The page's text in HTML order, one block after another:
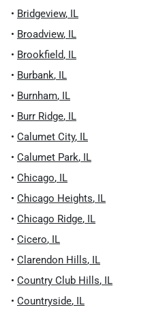
• Bridgeview, IL
• Broadview, IL
• Brookfield, IL
• Burbank, IL
• Burnham, IL
• Burr Ridge, IL
• Calumet City, IL
• Calumet Park, IL
• Chicago, IL
• Chicago Heights, IL
• Chicago Ridge, IL
• Cicero, IL
• Clarendon Hills, IL
• Country Club Hills, IL
• Countryside, IL